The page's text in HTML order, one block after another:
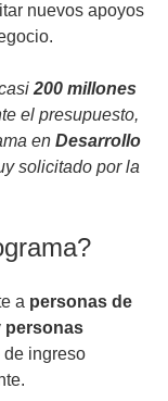
nuevos apoyos
200 millones
el presupuesto,
en Desarrollo
solicitado por la
a personas de
personas
de ingreso